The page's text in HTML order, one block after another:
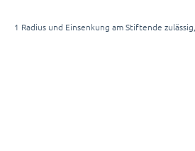
1 Radius und Einsenkung am Stiftende